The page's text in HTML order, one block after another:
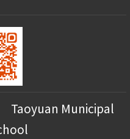
Taoyuan Municipal